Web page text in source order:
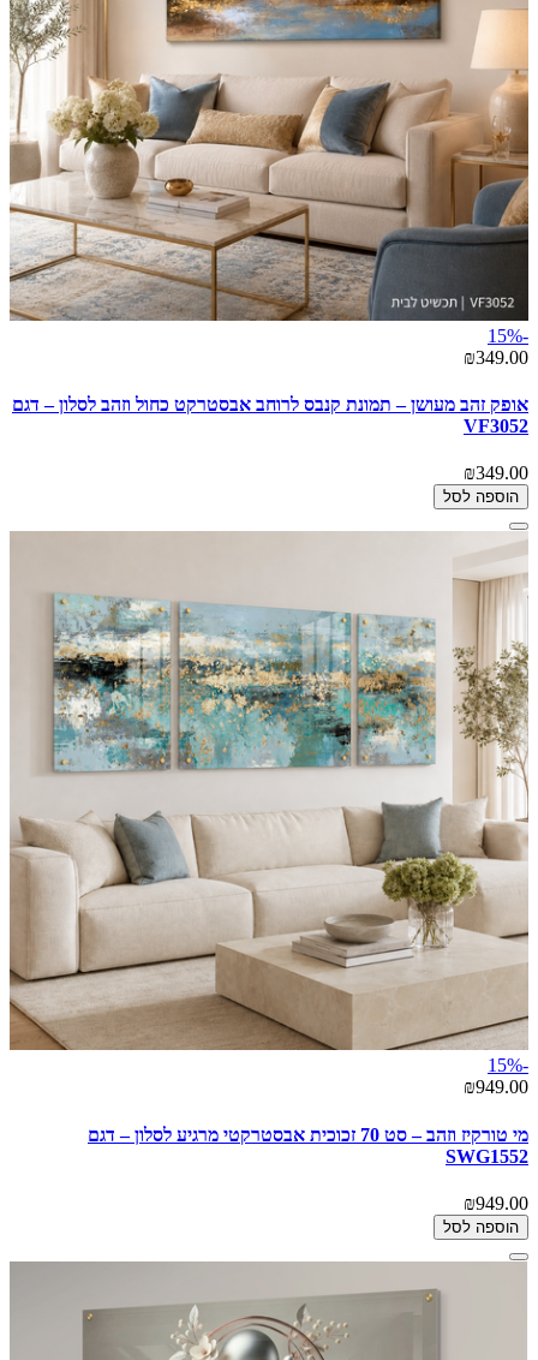
-15%
₪349.00
אופק זהב מעושן – תמונת קנבס לרוחב אבסטרקט כחול וזהב לסלון – דגם
VF3052
₪349.00
הוספה לסל
-15%
₪949.00
מי טורקיז וזהב – סט 70 זכוכית אבסטרקטי מרגיע לסלון – דגם
SWG1552
₪949.00
הוספה לסל